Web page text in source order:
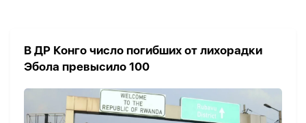
В ДР Конго число погибших от лихорадки
Эбола превысило 100